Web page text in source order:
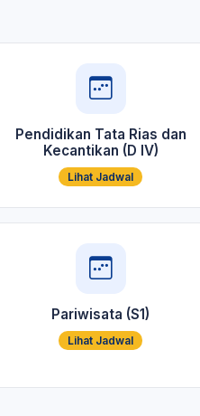
Pendidikan Tata Rias dan
Kecantikan (D IV)
Lihat Jadwal
Pariwisata (S1)
Lihat Jadwal